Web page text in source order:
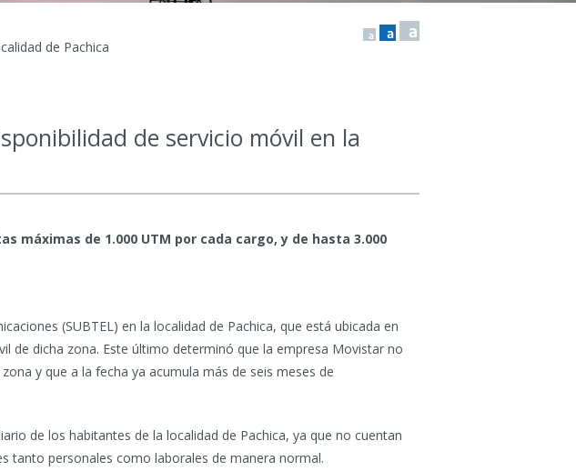
de Pachica
a a a
de servicio móvil en la
de 1.000 UTM por cada cargo, y de hasta 3.000
(SUBTEL) en la localidad de Pachica, que está ubicada en
de dicha zona. Este último determinó que la empresa Movistar no
y que a la fecha ya acumula más de seis meses de
de los habitantes de la localidad de Pachica, ya que no cuentan
tanto personales como laborales de manera normal.